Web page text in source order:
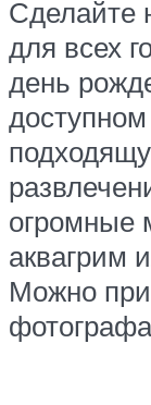
Сделайте
для всех
день
огромные
аквагрим
Можно